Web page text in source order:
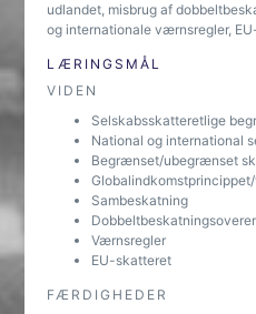
udlandet, misbrug af
og internationale værnsregler,
LÆRINGSMÅL
VIDEN
Selskabsskatteretlige
National og international
Begrænset/ubegrænset
Sambeskatning
Værnsregler
EU-skatteret
FÆRDIGHEDER